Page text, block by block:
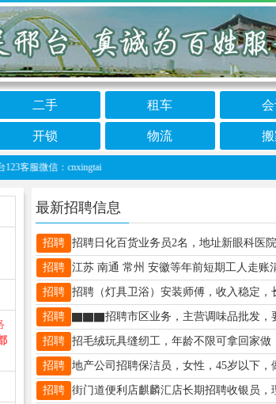
二手 租车
开锁 物流
服微信：cnxingtai
最新招聘信息
招聘
招聘
招聘
招聘
招聘
招聘
招聘